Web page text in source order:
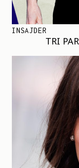
INSAJDER
TRI